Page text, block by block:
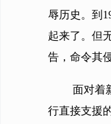
辱历史。到
起来了。但
告，命令其
面对着
行直接支援